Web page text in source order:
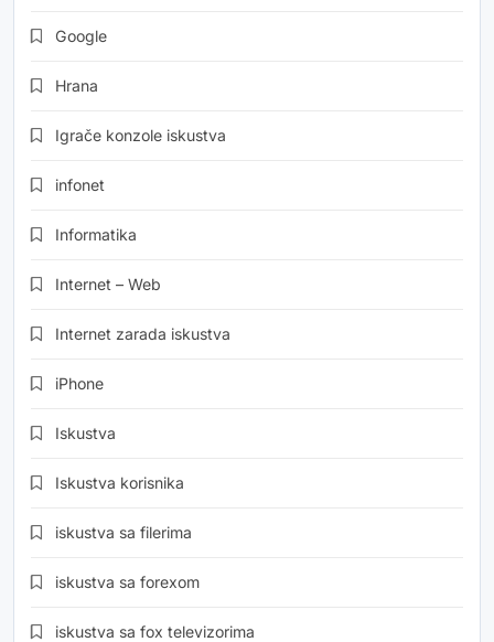
Google
Hrana
Igrače konzole iskustva
infonet
Informatika
Internet – Web
Internet zarada iskustva
iPhone
Iskustva
Iskustva korisnika
iskustva sa filerima
iskustva sa forexom
iskustva sa fox televizorima